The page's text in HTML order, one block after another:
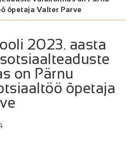
õpetaja Valter Parve
2023. aasta
on Pärnu
õpetaja